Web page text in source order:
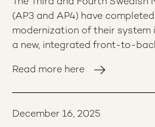
och att stötta AP-fonderna i
hållbarhetsfrågor.” Jenny Gustafsson, Chef AP-
fondernas etikråd: ”Ett av
internationella normer och
med uppnått de mål som
The Third and Fourth Swedish
(AP3 and AP4) have
modernization of their
a new, integrated front-to-
Read more here
December 16, 2025